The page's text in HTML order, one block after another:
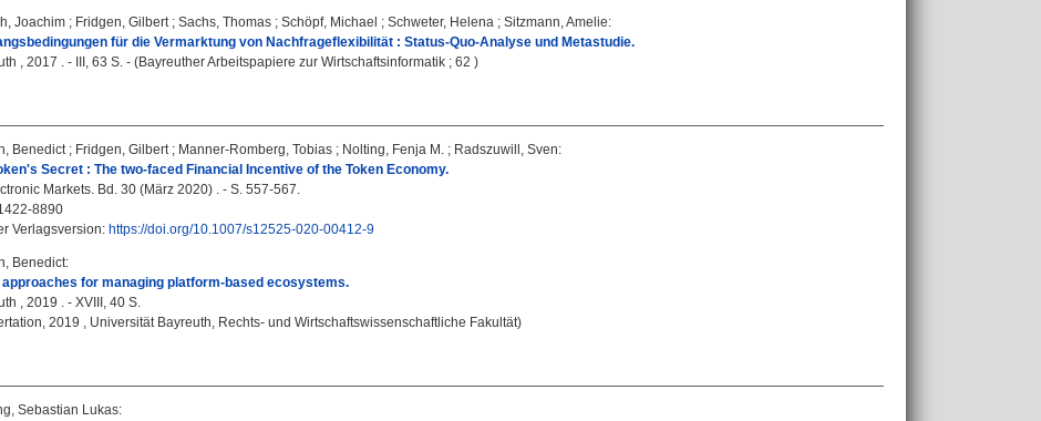
Joachim ; Fridgen, Gilbert; Sachs, Thomas ; Schöpf, Michael ; Schweter, Helena ; Sitzmann, Amelie:
für die Vermarktung von Nachfrageflexibilität : Status-Quo-Analyse und Metastudie.
, 2017 . - III, 63 S. - (Bayreuther Arbeitspapiere zur Wirtschaftsinformatik ; 62 )
Benedict; Fridgen, Gilbert; Manner-Romberg, Tobias ; Nolting, Fenja M. ; Radszuwill, Sven:
Secret : The two-faced Financial Incentive of the Token Economy.
Markets. Bd. 30 (März 2020) . - S. 557-567.
8890
Verlagsversion: https://doi.org/10.1007/s12525-020-00412-9
Benedict:
approaches for managing platform-based ecosystems.
, 2019 . - XVIII, 40 S.
2019 , Universität Bayreuth, Rechts- und Wirtschaftswissenschaftliche Fakultät)
Sebastian Lukas: